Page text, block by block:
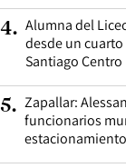
4. Alumna del
desde un
Santiago Centro
5. Zapallar:
funcionarios